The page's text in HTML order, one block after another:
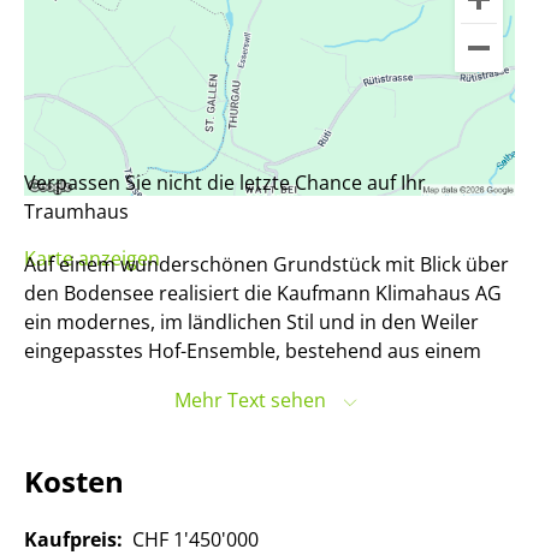
Karte anzeigen
Verpassen Sie nicht die letzte Chance auf Ihr
Traumhaus
Auf einem wunderschönen Grundstück mit Blick über
den Bodensee realisiert die Kaufmann Klimahaus AG
ein modernes, im ländlichen Stil und in den Weiler
eingepasstes Hof-Ensemble, bestehend aus einem
Das Grundstück befindet sich im Weiler Esserswil,
Roggwil im Kanton Thurgau (CH) gehört. Die Ortschaft
liegt idyllisch eingebettet in einer, von Landwirtschaft
Mehr Text sehen
Kosten
Kaufpreis: CHF 1'450'000